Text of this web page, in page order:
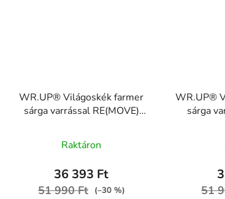
WR.UP® Világoskék farmer
sárga varrással RE(MOVE)
termék
átlagos
értékelése
Raktáron
36 393 Ft
51 990 Ft (–30 %)
WR.UP®
sárga
51